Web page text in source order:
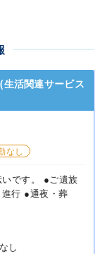
活関連サービス
なし
です。 ●ご遺族
行 ●通夜・葬
し